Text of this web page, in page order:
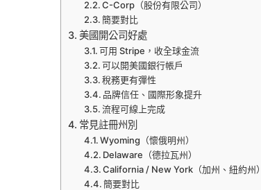
C-Corp（股份有限公司）
簡要對比
美國開公司好處
可用 Stripe，收全球金流
可以開美國銀行帳戶
稅務更有彈性
品牌信任、國際形象提升
流程可線上完成
常見註冊州別
Wyoming（懷俄明州）
Delaware（德拉瓦州）
California / New York（加州、紐約州）
簡要對比